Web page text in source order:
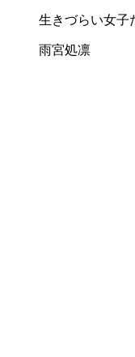
生きづらい女子
雨宮処凛